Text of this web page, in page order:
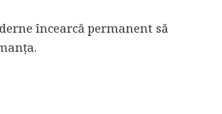
încearcă permanent să